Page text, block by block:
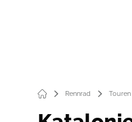
Rennrad Touren